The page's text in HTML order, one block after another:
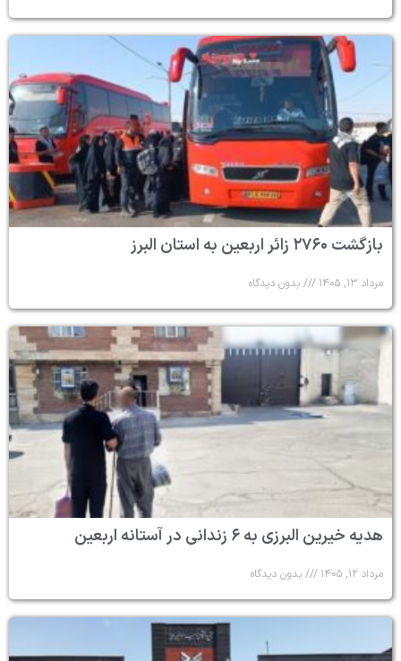
بازگشت ۲۷۶۰ زائر اربعین به استان البرز
مرداد ۱۳, ۱۴۰۵ بدون دیدگاه
هدیه خیرین البرزی به ۶ زندانی در آستانه اربعین
مرداد ۱۲, ۱۴۰۵ بدون دیدگاه